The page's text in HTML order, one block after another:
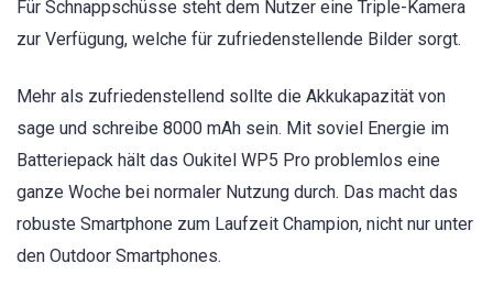
Für Schnappschüsse steht dem Nutzer eine Triple-Kamera
zur Verfügung, welche für zufriedenstellende Bilder sorgt.
Mehr als zufriedenstellend sollte die Akkukapazität von
sage und schreibe 8000 mAh sein. Mit soviel Energie im
Batteriepack hält das Oukitel WP5 Pro problemlos eine
ganze Woche bei normaler Nutzung durch. Das macht das
robuste Smartphone zum Laufzeit Champion, nicht nur unter
den Outdoor Smartphones.